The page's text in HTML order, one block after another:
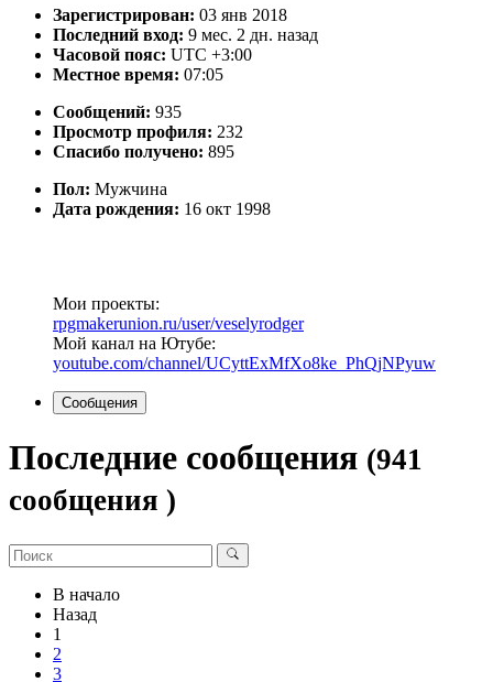
Зарегистрирован: 03 янв 2018
Последний вход: 9 мес. 2 дн. назад
Часовой пояс: UTC +3:00
Местное время: 07:05
Сообщений: 935
Просмотр профиля: 232
Спасибо получено: 895
Пол: Мужчина
Дата рождения: 16 окт 1998
Мои проекты:
rpgmakerunion.ru/user/veselyrodger
Мой канал на Ютубе:
youtube.com/channel/UCyttExMfXo8ke_PhQjNPyuw
Сообщения
Последние сообщения (941
сообщения )
В начало
Назад
1
2
3